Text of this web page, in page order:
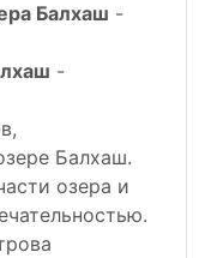
Балхаш -
-
Балхаш.
озера и